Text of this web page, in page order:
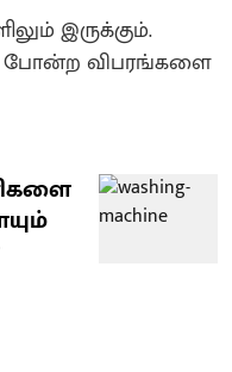
இருக்கும்.
விபரங்களை